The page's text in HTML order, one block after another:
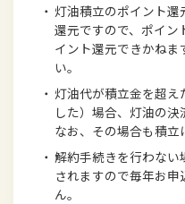
・ 灯油積立のポイント
還元ですので、ポイン
イント還元できかね
い。
・ 灯油代が積立金を超え
した）場合、灯油の決
なお、その場合も積立
・ 解約手続きを行わな
されますので毎年お
ん。